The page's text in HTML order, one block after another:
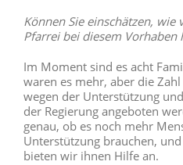
Können Sie einschätzen, wie
Pfarrei bei diesem Vorhaben
Im Moment sind es acht
waren es mehr, aber die
wegen der Unterstützung
der Regierung angeboten
genau, ob es noch mehr
Unterstützung brauchen,
bieten wir ihnen Hilfe an.